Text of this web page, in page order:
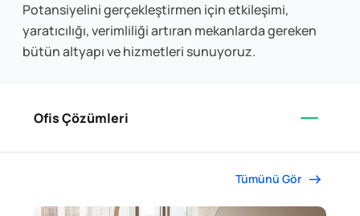
Potansiyelini gerçekleştirmen için etkileşimi,
yaratıcılığı, verimliliği artıran mekanlarda gereken
bütün altyapı ve hizmetleri sunuyoruz.
Ofis Çözümleri
Tümünü Gör